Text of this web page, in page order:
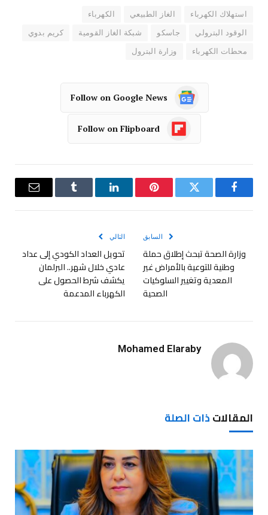
استهلاك الكهرباء الغاز الطبيعي الكهرباء
الوقود البترولي جاسكو شبكة الغاز القومية كريم بدوي
محطات الكهرباء وزارة البترول
Follow on Google News
Follow on Flipboard
فيسبوك تويتر بينتيريستلينكدإن Tumblr
البريد
السابق
وزارة الصحة تبحث إطلاق حملة
وطنية للتوعية بالأمراض غير
المعدية وتغيير السلوكيات
الصحية
التالي
تحويل العداد الكودي إلى عداد
عادي خلال شهر.. البرلمان
يكشف شرط الحصول على
الكهرباء المدعمة
Mohamed Elaraby
المقالاتذات الصلة